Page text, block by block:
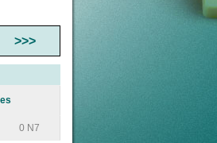
>>>
0 N7